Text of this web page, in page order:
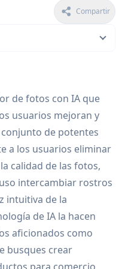
Compartir
de fotos con IA que
usuarios mejoran y
de potentes
a los usuarios eliminar
calidad de las fotos,
intercambiar rostros
intuitiva de la
de IA la hacen
aficionados como
busques crear